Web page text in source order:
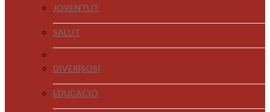
JOVENTUT
SALUT
DIVER[SOS]
EDUCACIÓ